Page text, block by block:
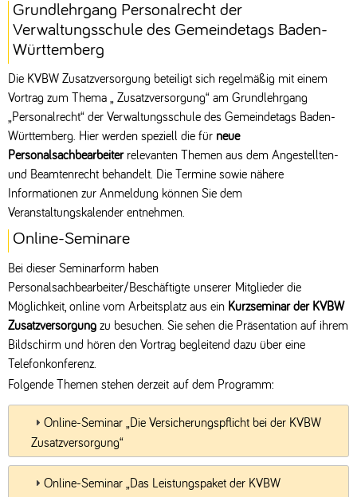
Grundlehrgang Personalrecht der
Verwaltungsschule des Gemeindetags Baden-
Württemberg
Die KVBW Zusatzversorgung beteiligt sich regelmäßig mit einem
Vortrag zum Thema „ Zusatzversorgung“ am Grundlehrgang
„Personalrecht“ der Verwaltungsschule des Gemeindetags Baden-
Württemberg. Hier werden speziell die für neue
Personalsachbearbeiterrelevanten Themen aus dem Angestellten-
und Beamtenrecht behandelt. Die Termine sowie nähere
Informationen zur Anmeldung können Sie dem
Veranstaltungskalender entnehmen.
Online-Seminare
Bei dieser Seminarform haben
Personalsachbearbeiter/Beschäftigte unserer Mitglieder die
Möglichkeit, online vom Arbeitsplatz aus ein Kurzseminar der KVBW
Zusatzversorgung zu besuchen. Sie sehen die Präsentation auf ihrem
Bildschirm und hören den Vortrag begleitend dazu über eine
Telefonkonferenz.
Folgende Themen stehen derzeit auf dem Programm:
Online-Seminar „Die Versicherungspflicht bei der KVBW
Zusatzversorgung“
Online-Seminar „Das Leistungspaket der KVBW